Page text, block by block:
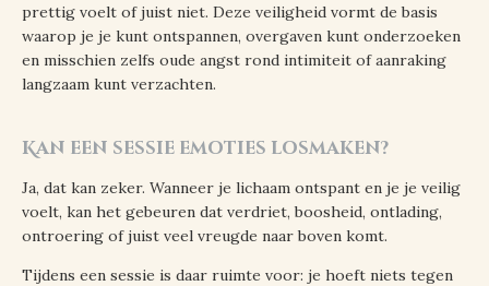
prettig voelt of juist niet. Deze veiligheid vormt de basis
waarop je je kunt ontspannen, overgaven kunt onderzoeken
en misschien zelfs oude angst rond intimiteit of aanraking
langzaam kunt verzachten.
Kan een sessie emoties losmaken?
Ja, dat kan zeker. Wanneer je lichaam ontspant en je je veilig
voelt, kan het gebeuren dat verdriet, boosheid, ontlading,
ontroering of juist veel vreugde naar boven komt.
Tijdens een sessie is daar ruimte voor: je hoeft niets tegen